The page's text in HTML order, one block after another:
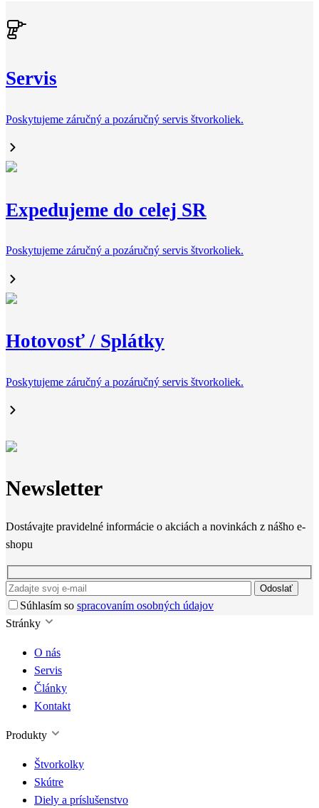
Servis
Poskytujeme záručný a pozáručný servis štvorkoliek.
Expedujeme do celej SR
Poskytujeme záručný a pozáručný servis štvorkoliek.
Hotovosť / Splátky
Poskytujeme záručný a pozáručný servis štvorkoliek.
Newsletter
Dostávajte pravidelné informácie o akciách a novinkách z nášho e-
shopu
Odoslať
Súhlasím so spracovaním osobných údajov
Stránky
O nás
Servis
Články
Kontakt
Produkty
Štvorkolky
Skútre
Diely a príslušenstvo